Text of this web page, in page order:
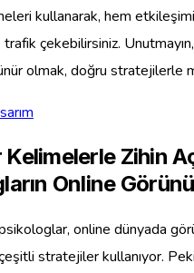
kullanarak, hem
çekebilirsiniz.
olmak, doğru stratejilerle
Zihin
Online
online dünyada
stratejiler kullanıyor.